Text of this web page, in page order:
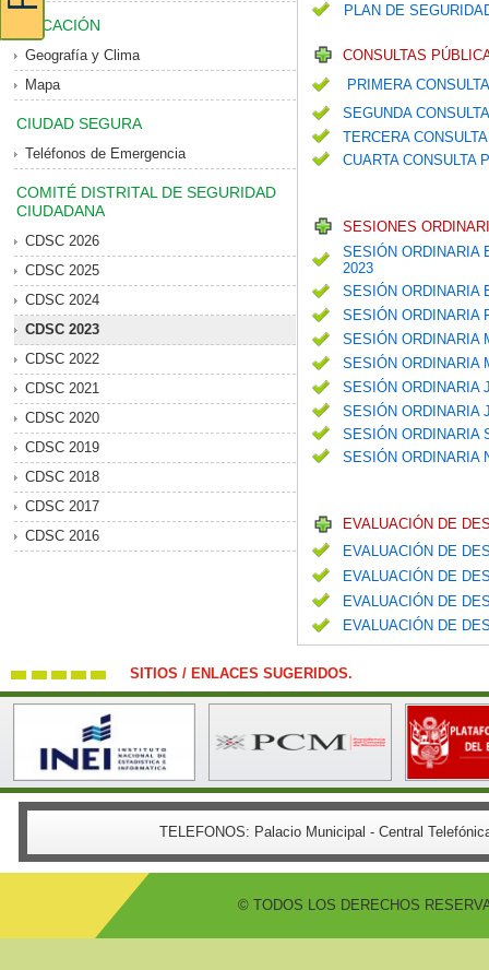
UBICACIÓN
Geografía y Clima
Mapa
CIUDAD SEGURA
Teléfonos de Emergencia
COMITÉ DISTRITAL DE SEGURIDAD
CIUDADANA
CDSC 2026
CDSC 2025
CDSC 2024
CDSC 2023
CDSC 2022
CDSC 2021
CDSC 2020
CDSC 2019
CDSC 2018
CDSC 2017
CDSC 2016
PLAN DE
CONSULTAS
PRIMERA
SEGUNDA
TERCERA
CUARTA CONSULTA
SESIONES
SESIÓN ORDINARIA
2023
SESIÓN ORDINARIA
SESIÓN ORDINARIA
SESIÓN ORDINARIA
SESIÓN ORDINARIA
SESIÓN ORDINARIA
SESIÓN ORDINARIA
SESIÓN ORDINARIA
SESIÓN ORDINARIA
EVALUACIÓN DE
EVALUACIÓN DE
EVALUACIÓN DE
EVALUACIÓN DE
EVALUACIÓN DE
SITIOS / ENLACES SUGERIDOS.
TELEFONOS: Palacio Municipal - Central
© TODOS LOS DERECHOS